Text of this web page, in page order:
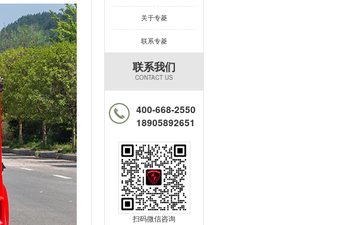
关于专菱
联系专菱
联系我们
CONTACT US
400-668-2550
18905892651
扫码微信咨询